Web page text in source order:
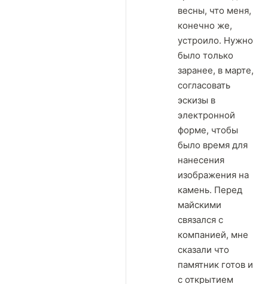
весны, что меня,
конечно же,
устроило. Нужно
было только
заранее, в марте,
согласовать
эскизы в
электронной
форме, чтобы
было время для
нанесения
изображения на
камень. Перед
майскими
связался с
компанией, мне
сказали что
памятник готов и
с открытием